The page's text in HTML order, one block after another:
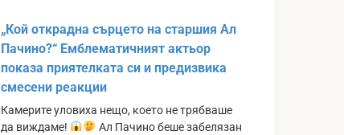
„Кой открадна сърцето на старшия Ал
Пачино?“ Емблематичният актьор
показа приятелката си и предизвика
смесени реакции
Камерите уловиха нещо, което не трябваше
да виждаме!
Ал Пачино беше забелязан